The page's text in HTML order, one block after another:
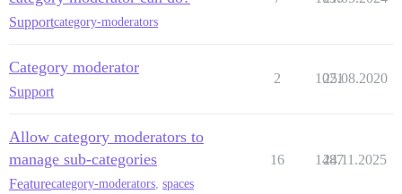
Supportcategory-moderators
Category moderator
Support
2 1021
25.08.2020
Allow category moderators to
manage sub-categories
Featurecategory-moderators, spaces
16 1487
24.11.2025